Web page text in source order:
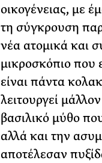
οικογένειας, με
τη σύγκρουση
νέα ατομικά και
μικροσκόπιο που
είναι πάντα
λειτουργεί
βασιλικό μύθο
αλλά και την
αποτέλεσαν